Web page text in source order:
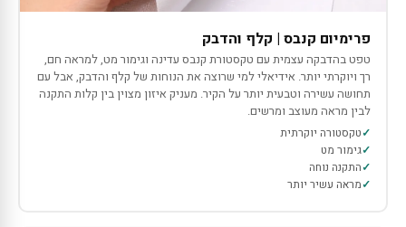
פרימיום קנבס | קלף והדבק
טפט בהדבקה עצמית עם טקסטורת קנבס עדינה וגימור מט, למראה חם,
רך ויוקרתי יותר. אידיאלי למי שרוצה את הנוחות של קלף והדבק, אבל עם
תחושה עשירה וטבעית יותר על הקיר. מעניק איזון מצוין בין קלות התקנה
לבין מראה מעוצב ומרשים.
טקסטורה יוקרתית
גימור מט
התקנה נוחה
מראה עשיר יותר